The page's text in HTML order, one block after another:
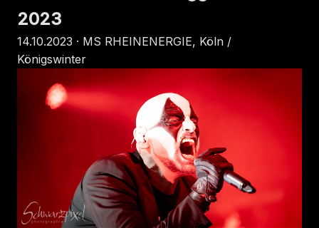
2023
14.10.2023 · MS RHEINENERGIE, Köln /
Königswinter